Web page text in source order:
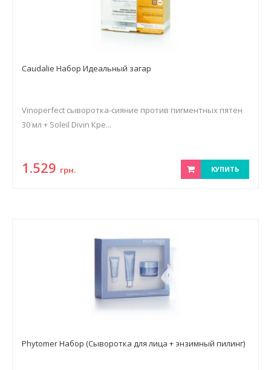
Caudalie Набор Идеальный загар
Vinoperfect сыворотка-сияние против пигментных пятен
30 мл + Soleil Divin Кре...
1.529 грн. КУПИТЬ
Phytomer Набор (Сыворотка для лица + энзимный пилинг)